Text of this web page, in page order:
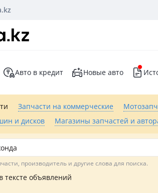
Авто в кредит Новые авто
Запчасти на коммерческие
и дисков
Магазины запчастей и
производитель и другие слова для поиска.
тексте объявлений